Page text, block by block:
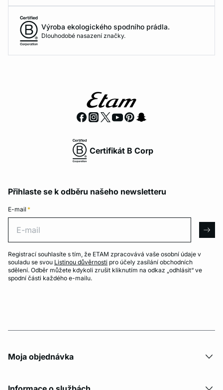
Výroba ekologického spodního prádla.
Dlouhodobé nasazení značky.
Certifikát B Corp
Přihlaste se k odběru našeho newsletteru
E-mail *
Registrací souhlasíte s tím, že ETAM zpracovává vaše osobní údaje v
souladu se svou Listinou důvěrnosti pro účely zasílání obchodních
sdělení. Odběr můžete kdykoli zrušit kliknutím na odkaz „odhlásit“ ve
spodní části každého e-mailu.
Moja objednávka